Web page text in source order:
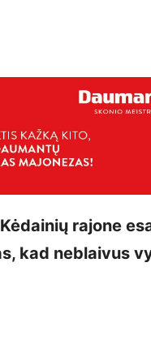
rajone
kad neblaivus